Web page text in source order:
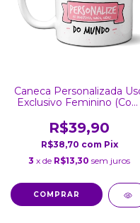
Caneca Personalizada
Exclusivo Feminino (Com
R$39,90
R$38,70 com Pix
3 x de R$13,30 sem juros
COMPRAR